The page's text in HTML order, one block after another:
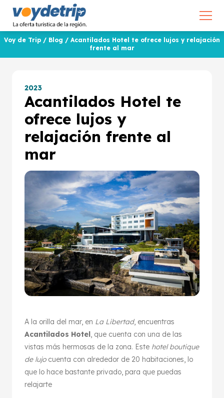
Voy de Trip / Blog / Acantilados Hotel te ofrece lujos y relajación
frente al mar
2023
Acantilados Hotel te
ofrece lujos y
relajación frente al
mar
A la orilla del mar, en La Libertad, encuentras
Acantilados Hotel, que cuenta con una de las
vistas más hermosas de la zona. Este hotel boutique
de lujo cuenta con alrededor de 20 habitaciones, lo
que lo hace bastante privado, para que puedas
relajarte